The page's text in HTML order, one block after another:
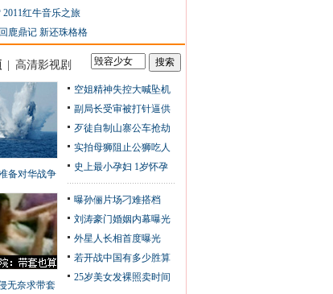
2011红牛音乐之旅
鹿鼎记 新还珠格格
高清影视剧
备对华战争
无奈求带套
空姐精神失控大喊坠机
副局长受审被打针逼供
歹徒自制山寨公车抢劫
实拍母狮阻止公狮吃人
史上最小孕妇 1岁怀孕
曝孙俪片场刁难搭档
刘涛豪门婚姻内幕曝光
外星人长相首度曝光
若开战中国有多少胜算
25岁美女发裸照卖时间